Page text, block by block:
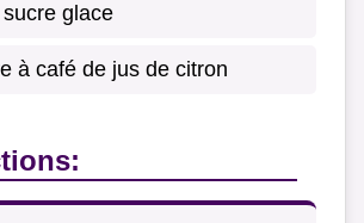
glace
à café de jus de citron